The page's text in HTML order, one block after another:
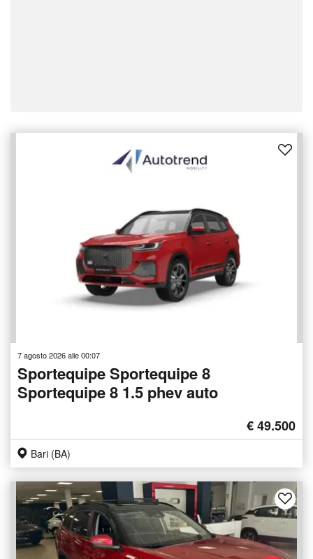
7 agosto 2026 alle 00:07
Sportequipe Sportequipe 8
Sportequipe 8 1.5 phev auto
€ 49.500
Bari (BA)